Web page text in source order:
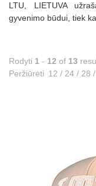
LTU, LIETUVA
gyvenimo būdui, tiek
Rodyti 1 - 12 of 13
Peržiūrėti 12 / 24 / 28 /